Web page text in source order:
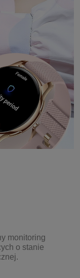
monitoring
o stanie